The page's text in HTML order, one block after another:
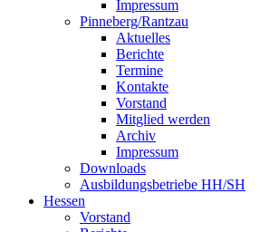
Impressum
Pinneberg/Rantzau
Aktuelles
Berichte
Termine
Kontakte
Vorstand
Mitglied werden
Archiv
Impressum
Downloads
Ausbildungsbetriebe HH/SH
Hessen
Vorstand